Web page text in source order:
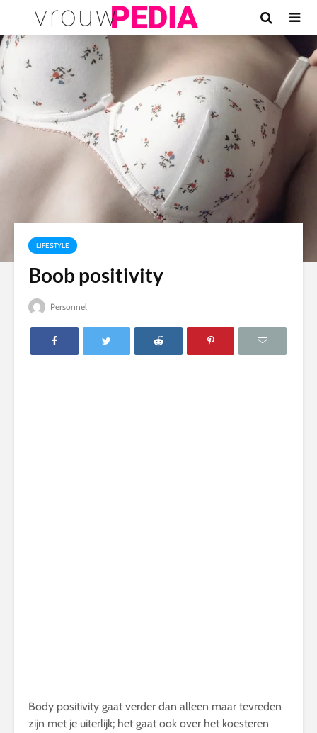
LIFESTYLE
Boob positivity
Personnel
Body positivity gaat verder dan alleen maar tevreden
zijn met je uiterlijk; het gaat ook over het koesteren